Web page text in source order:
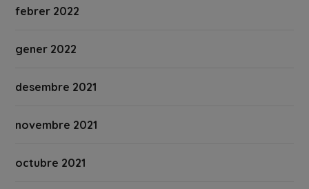
febrer 2022
gener 2022
desembre 2021
novembre 2021
octubre 2021